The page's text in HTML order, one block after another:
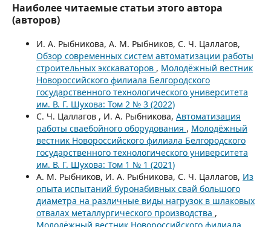
Наиболее читаемые статьи этого автора
(авторов)
И. А. Рыбникова, А. М. Рыбников, С. Ч. Цаллагов,
Обзор современных систем автоматизации работы
строительных экскаваторов , Молодёжный вестник
Новороссийского филиала Белгородского
государственного технологического университета
им. В. Г. Шухова: Том 2 № 3 (2022)
С. Ч. Цаллагов , И. А. Рыбникова, Автоматизация
работы сваебойного оборудования , Молодёжный
вестник Новороссийского филиала Белгородского
государственного технологического университета
им. В. Г. Шухова: Том 1 № 1 (2021)
А. М. Рыбников, И. А. Рыбникова, С. Ч. Цаллагов, Из
опыта испытаний буронабивных свай большого
диаметра на различные виды нагрузок в шлаковых
отвалах металлургического производства ,